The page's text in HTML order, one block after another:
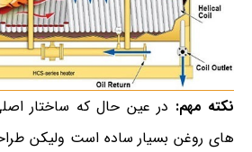
نکته مهم: در عین حال که ساختار
های روغن بسیار ساده است ولیکن